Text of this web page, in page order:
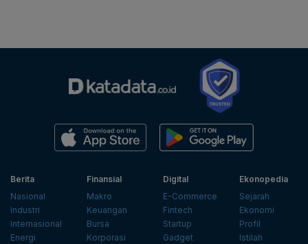
Berita
Nasional
Industri
Internasional
Energi
Finansial
Makro
Keuangan
Bursa
Korporasi
Digital
E-Commerce
Fintech
Startup
Gadget
Ekonopedia
Sejarah
Ekonomi
Profil
Istilah